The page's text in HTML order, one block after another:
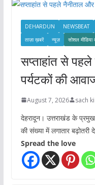
s
DEHARDUN NEWSBEAT
ताज़ा ख़बरें
न्यूज़ सोशल मीडिया
सप्ताहांत से
पर्यटकों की
August 7, 2026 sach
देहरादून। उत्तराखंड के
की संख्या में लगातार बढ़ोतरी
Spread the love